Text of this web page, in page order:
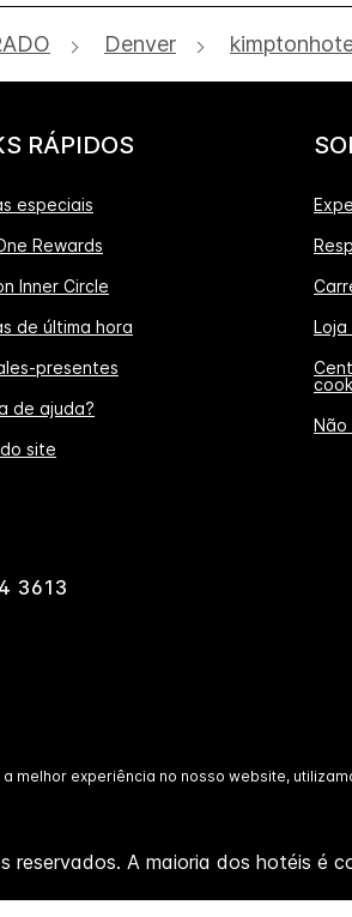
Denver
RÁPIDOS
especiais
Rewards
Inner Circle
de última hora
presentes
de ajuda?
site
Loja
Não
3613
melhor experiência no nosso website,
reservados. A maioria dos hotéis é